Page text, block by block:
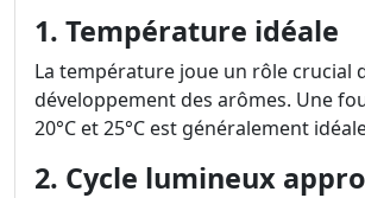
1. Température idéale
La température joue un rôle crucial
développement des arômes. Une
20°C et 25°C est généralement
2. Cycle lumineux